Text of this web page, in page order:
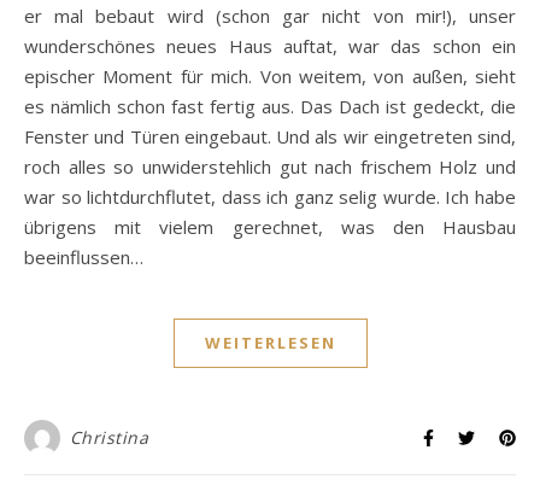
er mal bebaut wird (schon gar nicht von mir!), unser
wunderschönes neues Haus auftat, war das schon ein
epischer Moment für mich. Von weitem, von außen, sieht
es nämlich schon fast fertig aus. Das Dach ist gedeckt, die
Fenster und Türen eingebaut. Und als wir eingetreten sind,
roch alles so unwiderstehlich gut nach frischem Holz und
war so lichtdurchflutet, dass ich ganz selig wurde. Ich habe
übrigens mit vielem gerechnet, was den Hausbau
beeinflussen…
WEITERLESEN
Christina